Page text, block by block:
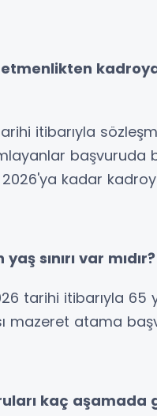
itibarıyla
başvuruda
kadar
sınırı var mıdır?
tarihi itibarıyla 65
mazeret atama
kaç aşamada